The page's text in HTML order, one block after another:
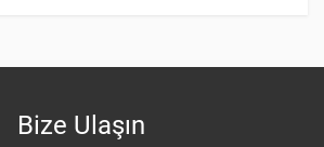
Bize Ulaşın